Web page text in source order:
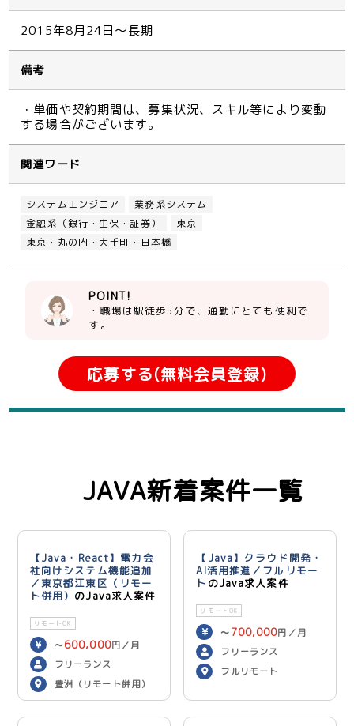
2015年8月24日～長期
備考
・単価や契約期間は、募集状況、スキル等により変動
する場合がございます。
関連ワード
システムエンジニア
業務系システム
金融系（銀行・生保・証券）
東京
東京・丸の内・大手町・日本橋
POINT!
・職場は駅徒歩5分で、通勤にとても便利で
す。
応募する(無料会員登録)
JAVA新着案件一覧
【Java・React】電力会
社向けシステム機能追加
／東京都江東区（リモー
ト併用） のJava求人案件
リモートOK
〜600,000円／月
フリーランス
豊洲（リモート併用）
【Java】クラウド開発・
AI活用推進／フルリモー
ト のJava求人案件
リモートOK
〜 700,000円／月
フリーランス
フルリモート